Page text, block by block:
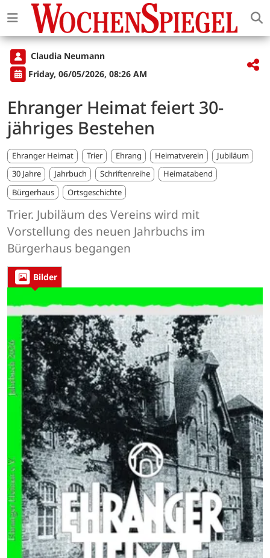
Claudia Neumann
Friday, 06/05/2026, 08:26 AM
Ehranger Heimat feiert 30-
jähriges Bestehen
Ehranger Heimat Trier Ehrang Heimatverein
Jubiläum
30 Jahre
Jahrbuch Schriftenreihe
Heimatabend
Bürgerhaus
Ortsgeschichte
Trier. Jubiläum des Vereins wird mit
Vorstellung des neuen Jahrbuchs im
Bürgerhaus begangen
Bilder